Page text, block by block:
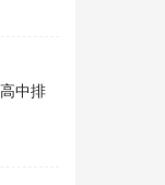
中排